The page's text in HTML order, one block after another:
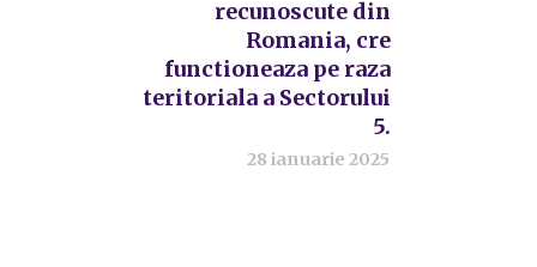
recunoscute din
Romania, cre
functioneaza pe raza
teritoriala a Sectorului
5.
28 ianuarie 2025